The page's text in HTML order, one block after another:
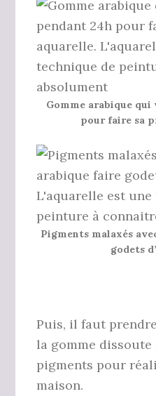
Gomme arabique
pour faire sa
Pigments malaxés
godets
Puis, il faut
la gomme
pigments pour
maison.